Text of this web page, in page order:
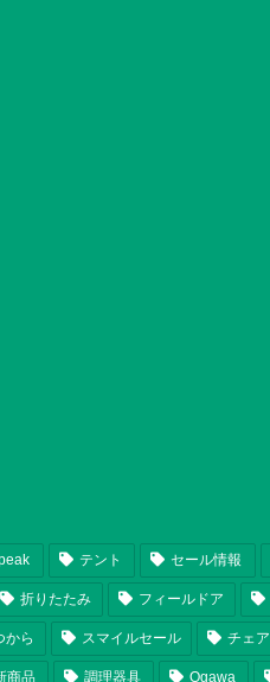
テント セール情報
折りたたみ フィールドア
から スマイルセール チェア
商品 調理器具 Ogawa